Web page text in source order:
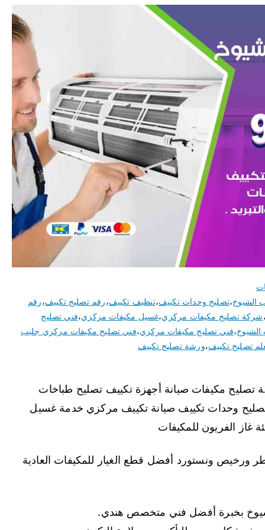
الشيوخ،تصليح وحدات تكييف،تنظيف تكييف،رقم تصليح تكييف،رقم
شركة تصليح مكيفات مركزي،غسيل مكيفات مركزي،فني تصليح
،فني تصليح مكيفات مركزي،فني تصليح مكيفات مركزي جليب
تصليح تكييف،ورشة تصليح تكييف
جليب الشيوخ نقدم خدمة 24 ساعة تصليح مكيفات صيانة أجهزة تكييف تصليح طباخات
وحدات تكييف صيانة تكييف مركزي خدمة غسيل
الفريون للمكيفات
ونستورد أفضل قطع الغيار للمكيفات العادية
بخبرة أفضل فني متخصص هندي.